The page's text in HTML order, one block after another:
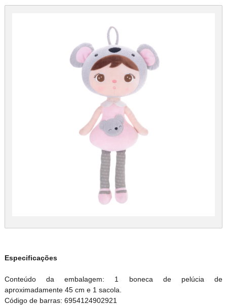
Especificações
Conteúdo da embalagem: 1 boneca de pelúcia de
aproximadamente 45 cm e 1 sacola.
Código de barras: 6954124902921